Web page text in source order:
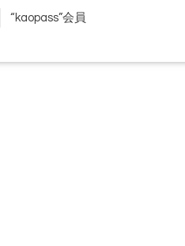
“kaopass”会員